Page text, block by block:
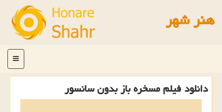
هنر شهر
منو
دانلود فیلم مسخره باز بدون سانسور